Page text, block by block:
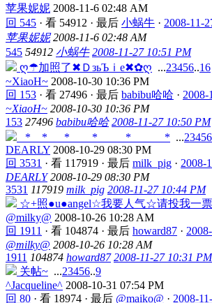
苹果妮妮 2008-11-6 02:48 AM
回 545 · 看 54912 · 最后 小蜗牛 · 2008-11-
苹果妮妮 2008-11-6 02:48 AM
545 54912 小蜗牛 2008-11-27 10:51 PM
ღ☂加照了✖ＤзьЪｉе✖✿ღ ...23456..16
~XiaoH~ 2008-10-30 10:36 PM
回 153 · 看 27496 · 最后 babibu哈哈 · 2008-
~XiaoH~ 2008-10-30 10:36 PM
153 27496 babibu哈哈 2008-11-27 10:50 PM
_*__*___*____*_____*______* ...23456
DEARLY 2008-10-29 08:30 PM
回 3531 · 看 117919 · 最后 milk_pig · 2008-
DEARLY 2008-10-29 08:30 PM
3531 117919 milk_pig 2008-11-27 10:44 PM
☆+照●u●angel☆我要人气☆请投我一
@milky@ 2008-10-26 10:28 AM
回 1911 · 看 104874 · 最后 howard87 ·
@milky@ 2008-10-26 10:28 AM
1911 104874 howard87 2008-11-27 10:31 PM
关帖~ ...23456..9
^Jacqueline^ 2008-10-31 07:54 PM
回 80 · 看 18974 · 最后 @maiko@ · 2008-